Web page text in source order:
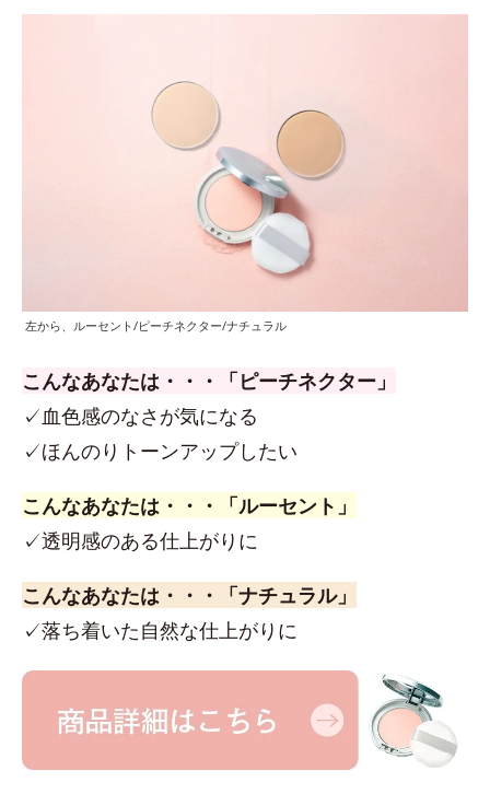
左から、ルーセント/ピーチネクター/ナチュラル
こんなあなたは・・・「ピーチネクター」
✓血色感のなさが気になる
✓ほんのりトーンアップしたい
こんなあなたは・・・「ルーセント」
✓透明感のある仕上がりに
こんなあなたは・・・「ナチュラル」
✓落ち着いた自然な仕上がりに